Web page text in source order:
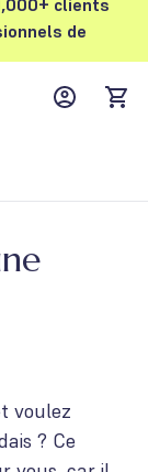
clients
de
MyFFM
voulez
? Ce